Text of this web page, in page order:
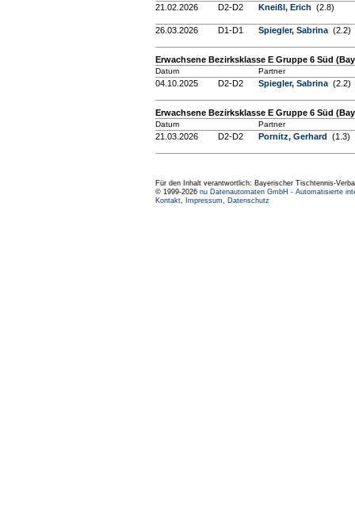
21.02.2026 D2-D2 Kneißl, Erich (2.8)
26.03.2026 D1-D1 Spiegler, Sabrina (2.2)
Erwachsene Bezirksklasse E Gruppe 6 Süd
Datum Partner
04.10.2025 D2-D2 Spiegler, Sabrina (2.2)
Erwachsene Bezirksklasse E Gruppe 6 Süd
Datum Partner
21.03.2026 D2-D2 Pornitz, Gerhard (1.3)
Für den Inhalt verantwortlich: Bayerischer Tischtennis-
© 1999-2026 nu Datenautomaten GmbH - Automatisierte
Kontakt, Impressum, Datenschutz